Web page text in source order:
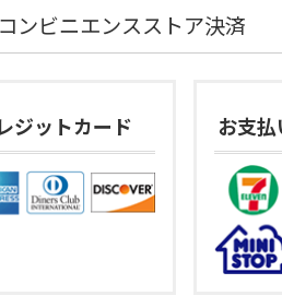
コンビニエンスストア決済
ジットカード お支